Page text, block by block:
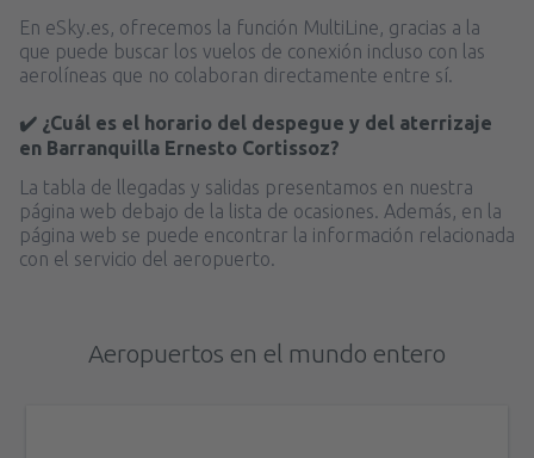
En eSky.es, ofrecemos la función MultiLine, gracias a la
que puede buscar los vuelos de conexión incluso con las
aerolíneas que no colaboran directamente entre sí.
✔️ ¿Cuál es el horario del despegue y del aterrizaje
en Barranquilla Ernesto Cortissoz?
La tabla de llegadas y salidas presentamos en nuestra
página web debajo de la lista de ocasiones. Además, en la
página web se puede encontrar la información relacionada
con el servicio del aeropuerto.
Aeropuertos en el mundo entero